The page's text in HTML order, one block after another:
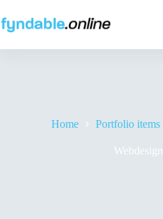
naar
de
Home Portfolio items
Webdesign